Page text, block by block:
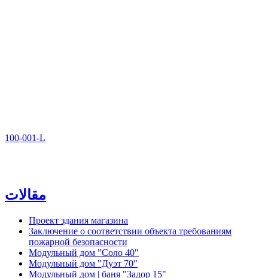
100-001-L
مقالات
Проект здания магазина
Заключение о соответствии объекта требованиям
пожарной безопасности
Модульный дом "Соло 40"
Модульный дом "Дуэт 70"
Модульный дом | баня "Задор 15"